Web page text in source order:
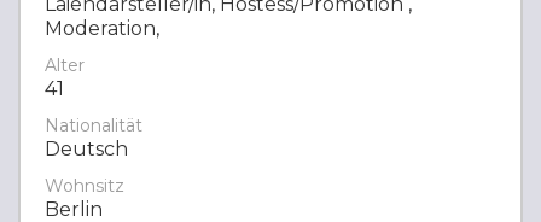
Moderation,
Alter
41
Nationalität
Deutsch
Wohnsitz
Berlin